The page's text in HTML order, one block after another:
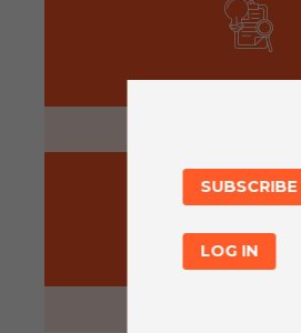
PREPARATION
ACTIVITY
SUBSCRIBE
LOG IN